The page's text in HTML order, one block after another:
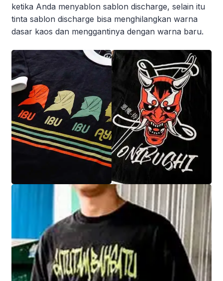
ketika Anda menyablon sablon discharge, selain itu
tinta sablon discharge bisa menghilangkan warna
dasar kaos dan menggantinya dengan warna baru.